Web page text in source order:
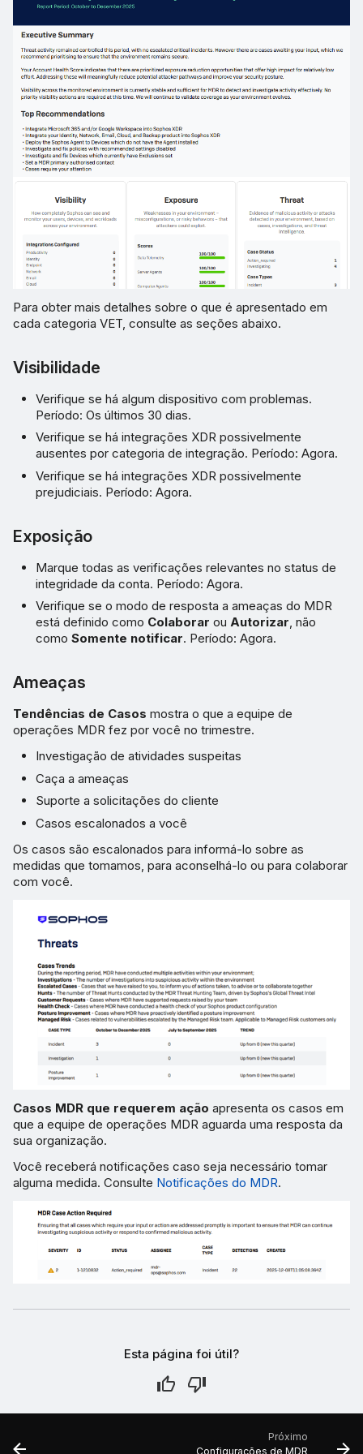
Para obter mais detalhes sobre o que é apresentado em
cada categoria VET, consulte as seções abaixo.
Visibilidade
Verifique se há algum dispositivo com problemas.
Período: Os últimos 30 dias.
Verifique se há integrações XDR possivelmente
ausentes por categoria de integração. Período: Agora.
Verifique se há integrações XDR possivelmente
prejudiciais. Período: Agora.
Exposição
Marque todas as verificações relevantes no status de
integridade da conta. Período: Agora.
Verifique se o modo de resposta a ameaças do MDR
está definido como Colaborar ouAutorizar, não
comoSomente notificar. Período: Agora.
Ameaças
Tendências de Casos mostra o que a equipe de
operações MDR fez por você no trimestre.
Investigação de atividades suspeitas
Caça a ameaças
Suporte a solicitações do cliente
Casos escalonados a você
Os casos são escalonados para informá-lo sobre as
medidas que tomamos, para aconselhá-lo ou para colaborar
com você.
Casos MDR que requerem ação apresenta os casos em
que a equipe de operações MDR aguarda uma resposta da
sua organização.
Você receberá notificações caso seja necessário tomar
alguma medida. Consulte Notificações do MDR.
Esta página foi útil?
Próximo
Configurações de MDR